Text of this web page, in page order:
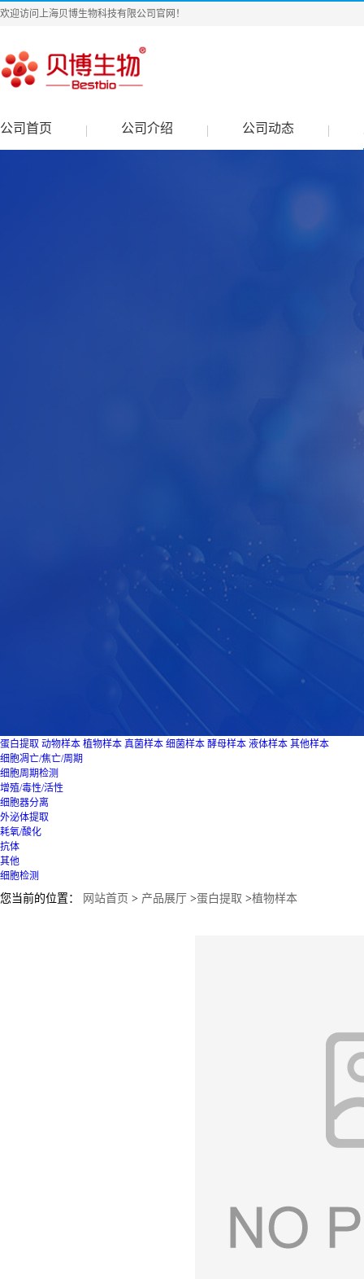
欢迎访问上海贝博生物科技有限公司官网！
公司首页 公司介绍 公司动态
蛋白提取 动物样本 植物样本 真菌样本 细菌样本 酵母样本 液体样本 其他样本
细胞凋亡/焦亡/周期
细胞周期检测
增殖/毒性/活性
细胞器分离
外泌体提取
耗氧/酸化
抗体
其他
细胞检测
您当前的位置： 网站首页 > 产品展厅 >蛋白提取 >植物样本